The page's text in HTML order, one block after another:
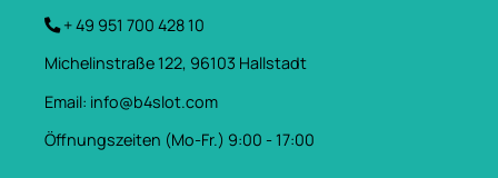
+ 49 951 700 428 10
Michelinstraße 122, 96103 Hallstadt
Email: info@b4slot.com
Öffnungszeiten (Mo-Fr.) 9:00 - 17:00